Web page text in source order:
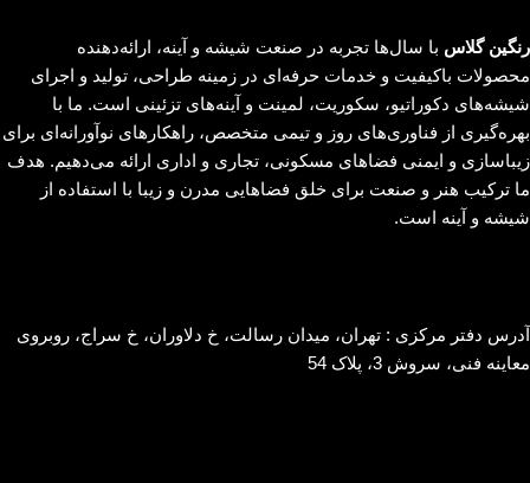
رنگین گلاس با سال‌ها تجربه در صنعت شیشه و آینه، ارائه‌دهنده
محصولات باکیفیت و خدمات حرفه‌ای در زمینه طراحی، تولید و اجرای
شیشه‌های دکوراتیو، سکوریت، لمینت و آینه‌های تزئینی است. ما با
بهره‌گیری از فناوری‌های روز و تیمی متخصص، راهکارهای نوآورانه‌ای برای
زیباسازی و ایمنی فضاهای مسکونی، تجاری و اداری ارائه می‌دهیم. هدف
ما ترکیب هنر و صنعت برای خلق فضاهایی مدرن و زیبا با استفاده از
شیشه و آینه است.
آدرس دفتر مرکزی : تهران، میدان رسالت، خ دلاوران، خ سراج، روبروی
معاینه فنی، سروش 3، پلاک 54